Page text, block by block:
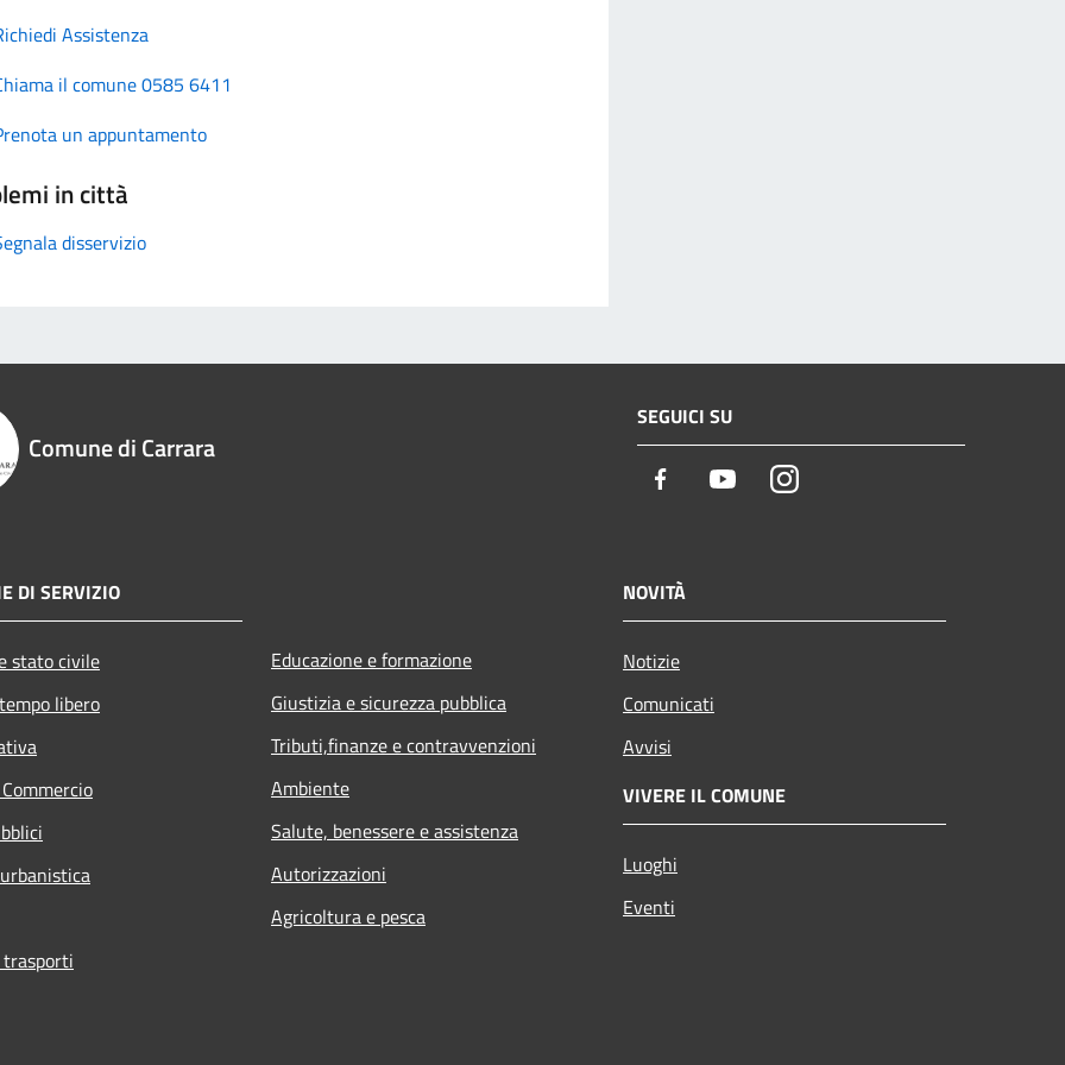
Assistenza
il comune 0585 6411
un appuntamento
in città
disservizio
Comune di Carrara
SEGUICI SU
Facebook YoutubeInstagram
DI SERVIZIO
stato civile
libero
Educazione e formazione
Giustizia e sicurezza pubblica
Tributi,finanze e contravvenzioni
Ambiente
Salute, benessere e assistenza
Autorizzazioni
Agricoltura e pesca
NOVITÀ
Notizie
Comunicati
Avvisi
VIVERE IL COMUNE
Luoghi
Eventi